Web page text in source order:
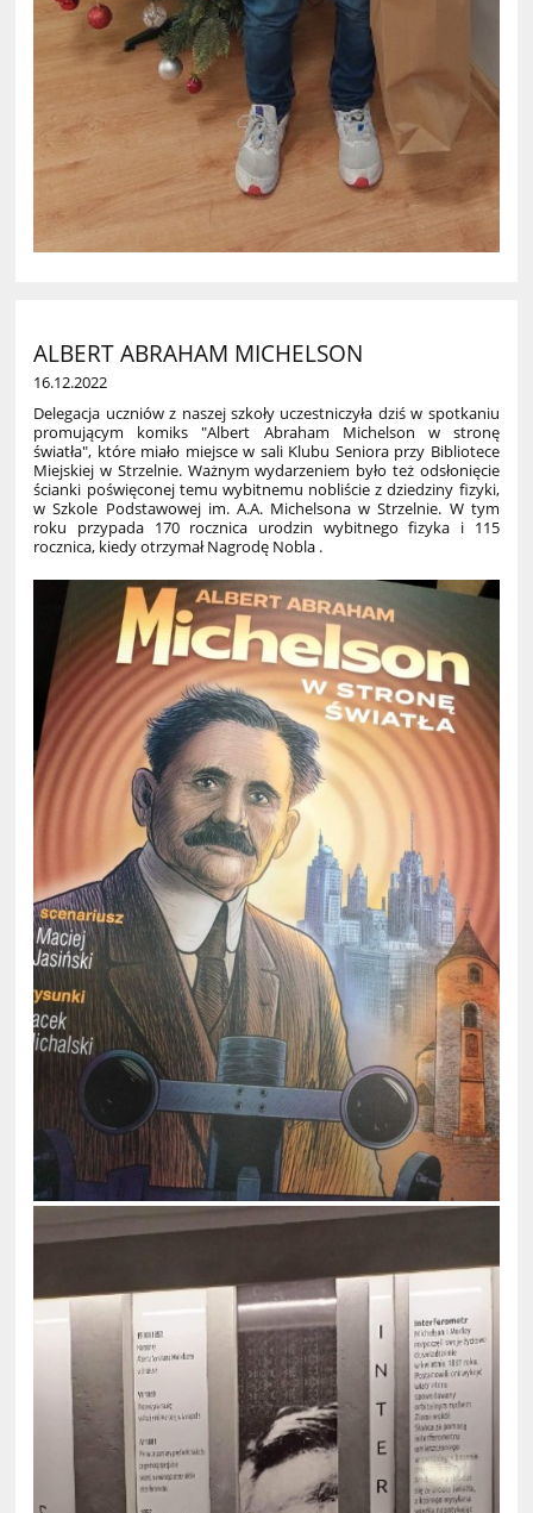
ALBERT ABRAHAM MICHELSON
16.12.2022
Delegacja uczniów z naszej szkoły uczestniczyła dziś w spotkaniu
promującym komiks "Albert Abraham Michelson w stronę
światła", które miało miejsce w sali Klubu Seniora przy Bibliotece
Miejskiej w Strzelnie. Ważnym wydarzeniem było też odsłonięcie
ścianki poświęconej temu wybitnemu nobliście z dziedziny fizyki,
w Szkole Podstawowej im. A.A. Michelsona w Strzelnie. W tym
roku przypada 170 rocznica urodzin wybitnego fizyka i 115
rocznica, kiedy otrzymał Nagrodę Nobla .